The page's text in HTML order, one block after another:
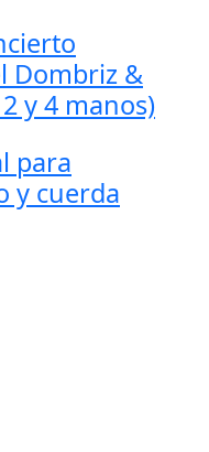
Dombriz &
y 4 manos)
para
y cuerda